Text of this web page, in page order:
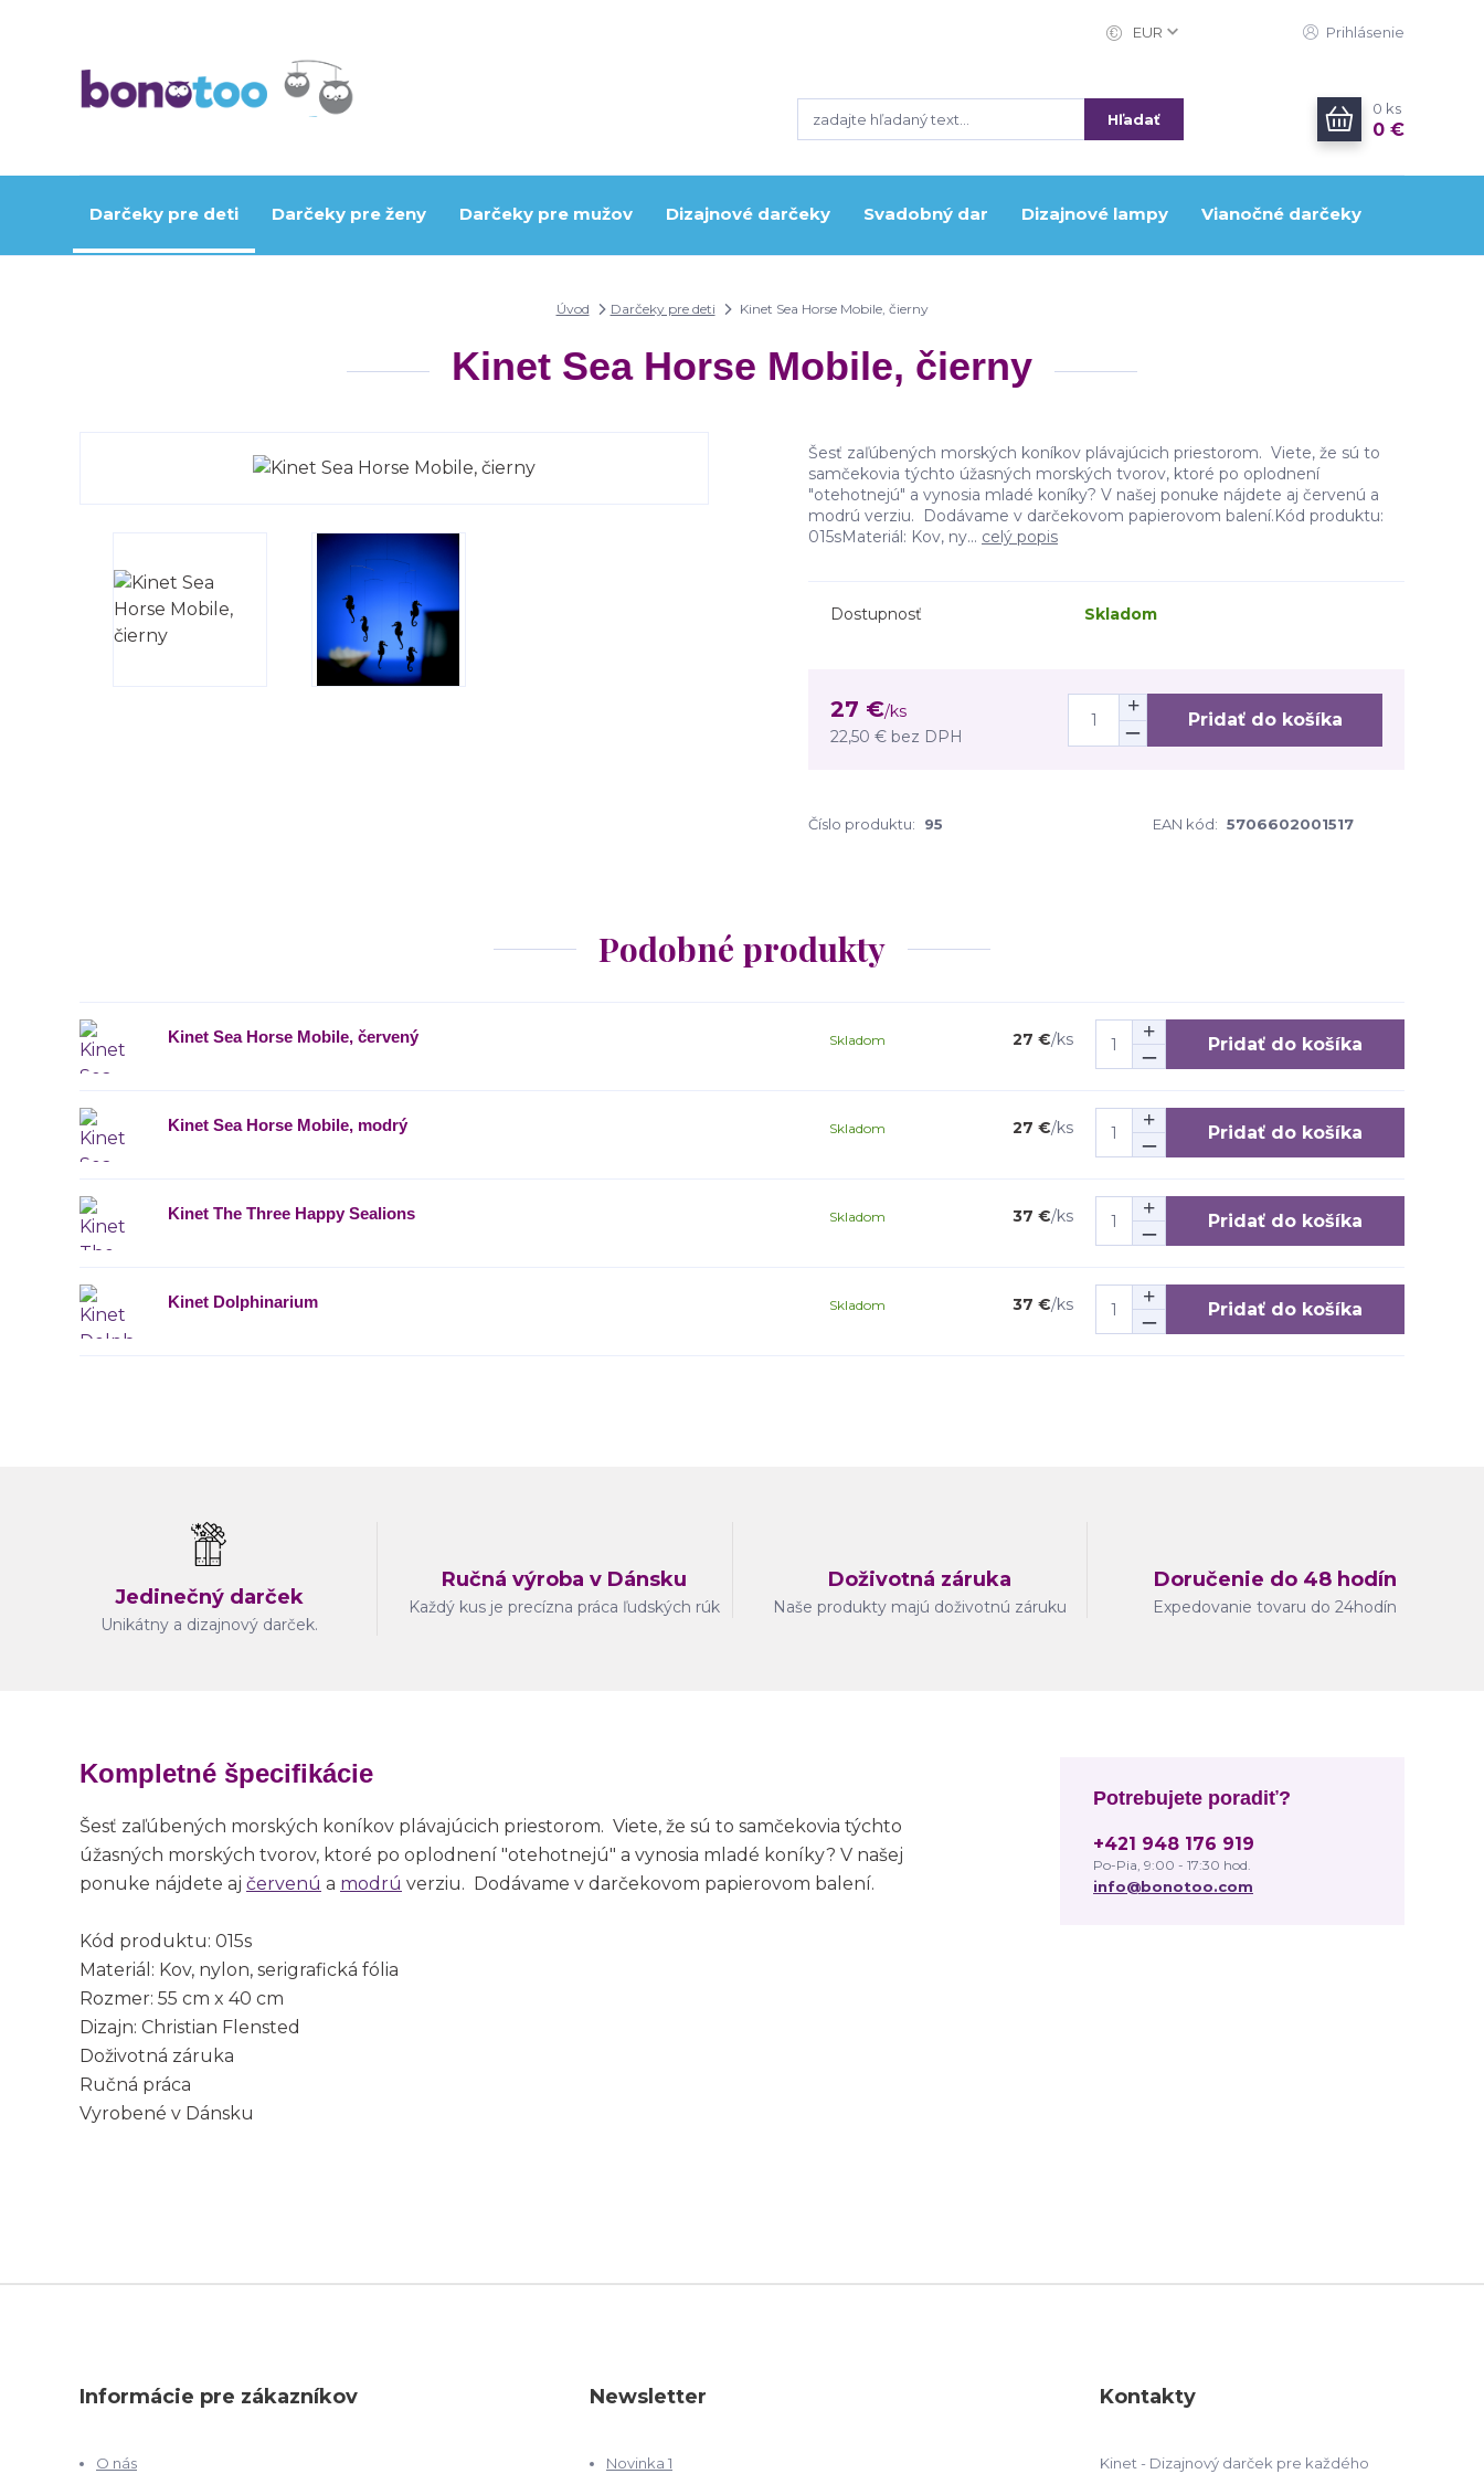
EUR Prihlásenie
Hľadať
0 ks
0 €
Darčeky pre deti Darčeky pre ženy Darčeky pre mužov Dizajnové darčeky Svadobný dar Dizajnové lampy Vianočné darčeky
Úvod Darčeky pre deti Kinet Sea Horse Mobile, čierny
Kinet Sea Horse Mobile, čierny
Šesť zaľúbených morských koníkov plávajúcich priestorom. Viete, že sú to
samčekovia týchto úžasných morských tvorov, ktoré po oplodnení
"otehotnejú" a vynosia mladé koníky? V našej ponuke nájdete aj červenú a
modrú verziu. Dodávame v darčekovom papierovom balení.Kód produktu:
015sMateriál: Kov, ny... celý popis
Dostupnosť Skladom
27 €/ks
22,50 € bez DPH
Pridať do košíka
Číslo produktu: 95 EAN kód: 5706602001517
Podobné produkty
Kinet Sea Horse Mobile, červený 27 €/ks
Skladom Pridať do košíka
Kinet Sea Horse Mobile, modrý 27 €/ks
Skladom Pridať do košíka
Kinet The Three Happy Sealions 37 €/ks
Skladom Pridať do košíka
Kinet Dolphinarium 37 €/ks
Skladom Pridať do košíka
Jedinečný darček
Unikátny a dizajnový darček.
Ručná výroba v Dánsku
Každý kus je precízna práca ľudských rúk
Doživotná záruka
Naše produkty majú doživotnú záruku
Doručenie do 48 hodín
Expedovanie tovaru do 24hodín
Kompletné špecifikácie
Šesť zaľúbených morských koníkov plávajúcich priestorom. Viete, že sú to samčekovia týchto
úžasných morských tvorov, ktoré po oplodnení "otehotnejú" a vynosia mladé koníky? V našej
ponuke nájdete aj červenú a modrú verziu. Dodávame v darčekovom papierovom balení.
Kód produktu: 015s
Materiál: Kov, nylon, serigrafická fólia
Rozmer: 55 cm x 40 cm
Dizajn: Christian Flensted
Doživotná záruka
Ručná práca
Vyrobené v Dánsku
Potrebujete poradiť?
+421 948 176 919
Po-Pia, 9:00 - 17:30 hod.
info@bonotoo.com
Informácie pre zákazníkov
O nás
Newsletter
Novinka 1
Kontakty
Kinet - Dizajnový darček pre každého